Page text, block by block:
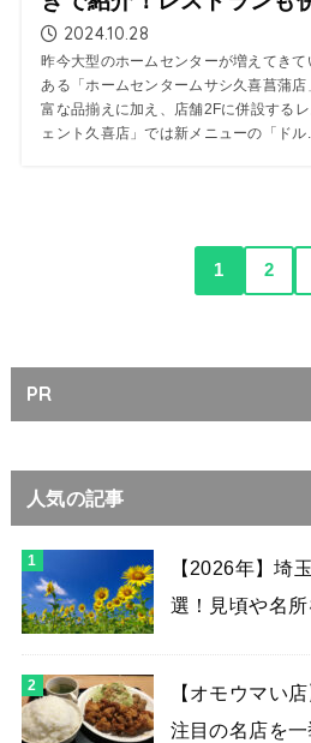
2024.10.28
昨今大型のホームセンターが増えてき
ある「ホームセンタームサシ久喜菖蒲
富な品揃えに加え、店舗2Fに併設する
ェント久喜店」では新メニューの「ドル...
1 2
PR
人気の記事
【2026年】埼
選！見頃や名
【オモウマい
注目の名店を